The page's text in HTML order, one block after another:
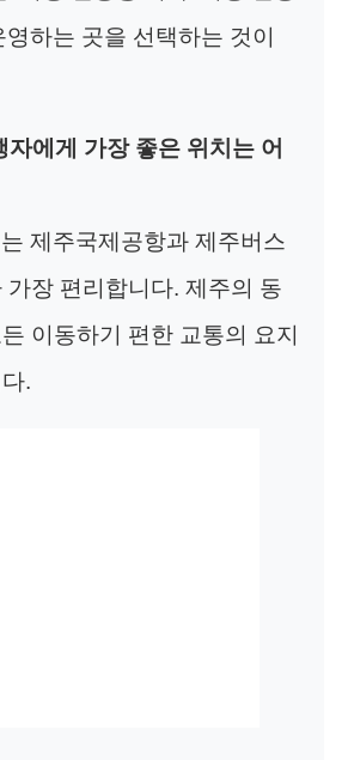
영하는 곳을 선택하는 것이
자에게 가장 좋은 위치는 어
제주국제공항과 제주버스
가장 편리합니다. 제주의 동
이동하기 편한 교통의 요지
.